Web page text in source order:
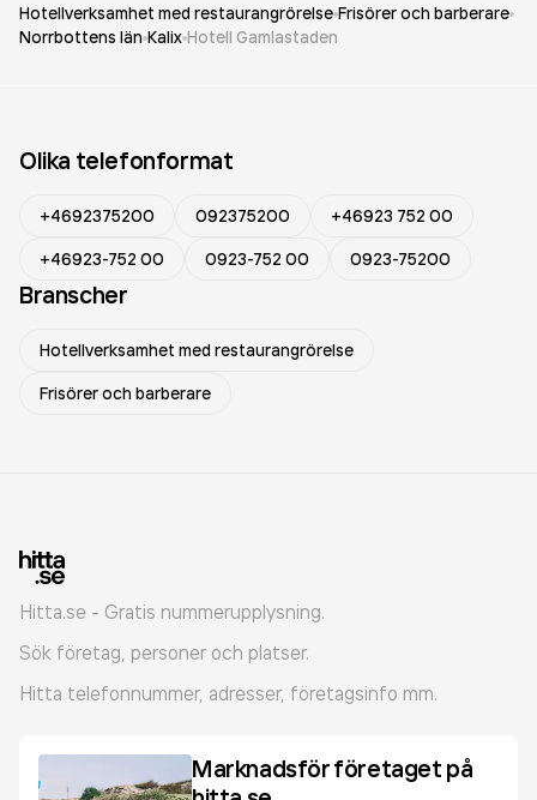
Hotellverksamhet med restaurangrörelse Frisörer och barberare
Norrbottens län Kalix Hotell Gamlastaden
Olika telefonformat
+4692375200 092375200
+46923 752 00
+46923-752 00
0923-752 00 0923-75200
Branscher
Hotellverksamhet med restaurangrörelse
Frisörer och barberare
Hitta.se - Gratis nummerupplysning.
Sök företag, personer och platser.
Hitta telefonnummer, adresser, företagsinfo mm.
Marknadsför företaget på